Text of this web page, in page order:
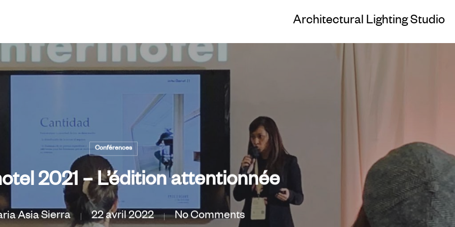
Architectural Lighting Studio
Conférences
2021 – L’édition attentionnée
Asia Sierra 22 avril 2022 No Comments